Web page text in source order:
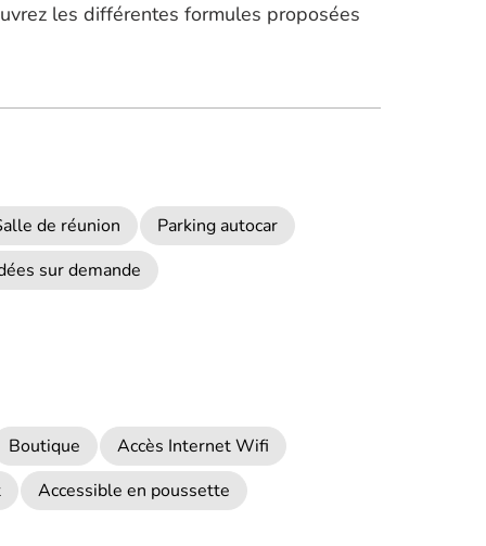
les différentes formules proposées
de réunion
Parking autocar
sur demande
Boutique
Accès Internet Wifi
Accessible en poussette